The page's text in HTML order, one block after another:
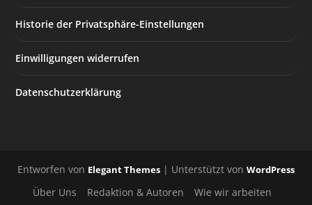
Historie der Privatsphäre-Einstellungen
Einwilligungen widerrufen
Datenschutzerklärung
Entworfen von Elegant Themes | Unterstützt von WordPress
Über Uns Redaktion & Autoren
Wie wir arbeiten